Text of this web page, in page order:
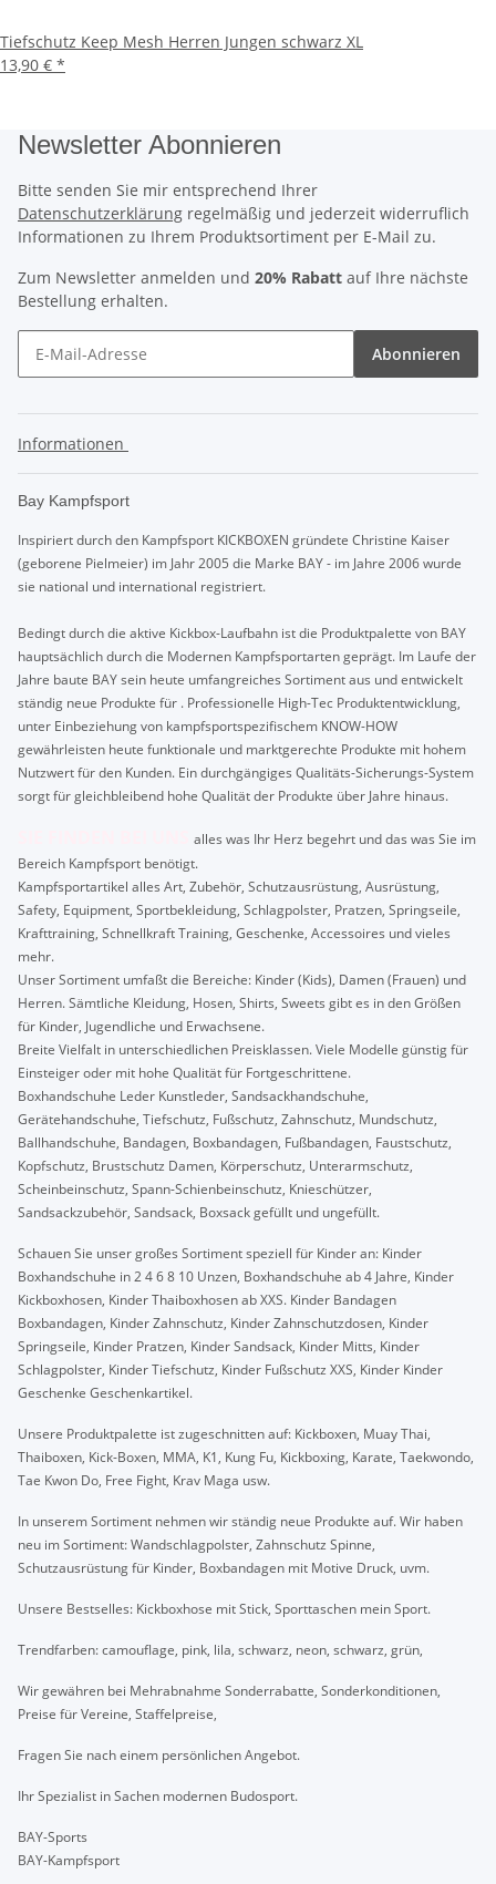
Tiefschutz Keep Mesh Herren Jungen schwarz XL
13,90 € *
Newsletter Abonnieren
Bitte senden Sie mir entsprechend Ihrer
Datenschutzerklärung regelmäßig und jederzeit widerruflich
Informationen zu Ihrem Produktsortiment per E-Mail zu.
Zum Newsletter anmelden und 20% Rabatt auf Ihre nächste
Bestellung erhalten.
Abonnieren
Informationen
Bay Kampfsport
Inspiriert durch den Kampfsport KICKBOXEN gründete Christine Kaiser
(geborene Pielmeier) im Jahr 2005 die Marke BAY - im Jahre 2006 wurde
sie national und international registriert.
Bedingt durch die aktive Kickbox-Laufbahn ist die Produktpalette von BAY
hauptsächlich durch die Modernen Kampfsportarten geprägt. Im Laufe der
Jahre baute BAY sein heute umfangreiches Sortiment aus und entwickelt
ständig neue Produkte für . Professionelle High-Tec Produktentwicklung,
unter Einbeziehung von kampfsportspezifischem KNOW-HOW
gewährleisten heute funktionale und marktgerechte Produkte mit hohem
Nutzwert für den Kunden. Ein durchgängiges Qualitäts-Sicherungs-System
sorgt für gleichbleibend hohe Qualität der Produkte über Jahre hinaus.
alles was Ihr Herz begehrt und das was Sie im
Bereich Kampfsport benötigt.
Kampfsportartikel alles Art, Zubehör, Schutzausrüstung, Ausrüstung,
Safety, Equipment, Sportbekleidung, Schlagpolster, Pratzen, Springseile,
Krafttraining, Schnellkraft Training, Geschenke, Accessoires und vieles
mehr.
Unser Sortiment umfaßt die Bereiche: Kinder (Kids), Damen (Frauen) und
Herren. Sämtliche Kleidung, Hosen, Shirts, Sweets gibt es in den Größen
für Kinder, Jugendliche und Erwachsene.
Breite Vielfalt in unterschiedlichen Preisklassen. Viele Modelle günstig für
Einsteiger oder mit hohe Qualität für Fortgeschrittene.
Boxhandschuhe Leder Kunstleder, Sandsackhandschuhe,
Gerätehandschuhe, Tiefschutz, Fußschutz, Zahnschutz, Mundschutz,
Ballhandschuhe, Bandagen, Boxbandagen, Fußbandagen, Faustschutz,
Kopfschutz, Brustschutz Damen, Körperschutz, Unterarmschutz,
Scheinbeinschutz, Spann-Schienbeinschutz, Knieschützer,
Sandsackzubehör, Sandsack, Boxsack gefüllt und ungefüllt.
Schauen Sie unser großes Sortiment speziell für Kinder an: Kinder
Boxhandschuhe in 2 4 6 8 10 Unzen, Boxhandschuhe ab 4 Jahre, Kinder
Kickboxhosen, Kinder Thaiboxhosen ab XXS. Kinder Bandagen
Boxbandagen, Kinder Zahnschutz, Kinder Zahnschutzdosen, Kinder
Springseile, Kinder Pratzen, Kinder Sandsack, Kinder Mitts, Kinder
Schlagpolster, Kinder Tiefschutz, Kinder Fußschutz XXS, Kinder Kinder
Geschenke Geschenkartikel.
Unsere Produktpalette ist zugeschnitten auf: Kickboxen, Muay Thai,
Thaiboxen, Kick-Boxen, MMA, K1, Kung Fu, Kickboxing, Karate, Taekwondo,
Tae Kwon Do, Free Fight, Krav Maga usw.
In unserem Sortiment nehmen wir ständig neue Produkte auf. Wir haben
neu im Sortiment: Wandschlagpolster, Zahnschutz Spinne,
Schutzausrüstung für Kinder, Boxbandagen mit Motive Druck, uvm.
Unsere Bestselles: Kickboxhose mit Stick, Sporttaschen mein Sport.
Trendfarben: camouflage, pink, lila, schwarz, neon, schwarz, grün,
Wir gewähren bei Mehrabnahme Sonderrabatte, Sonderkonditionen,
Preise für Vereine, Staffelpreise,
Fragen Sie nach einem persönlichen Angebot.
Ihr Spezialist in Sachen modernen Budosport.
BAY-Sports
BAY-Kampfsport